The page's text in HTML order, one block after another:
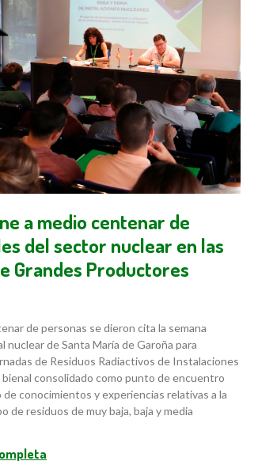
a medio centenar de
del sector nuclear en las
Grandes Productores
de personas se dieron cita la semana
nuclear de Santa María de Garoña para
de Residuos Radiactivos de Instalaciones
consolidado como punto de encuentro
conocimientos y experiencias relativas a la
de residuos de muy baja, baja y media